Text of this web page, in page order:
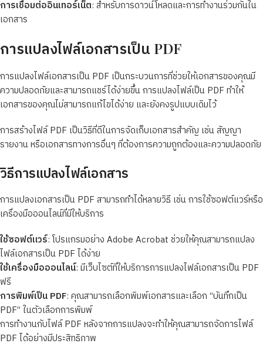
การเชื่อมต่ออินเทอร์เน็ต: สำหรับการดาวน์โหลดและการทำงานร่วมกันใน
เอกสาร
การแปลงไฟล์เอกสารเป็น PDF
การแปลงไฟล์เอกสารเป็น PDF เป็นกระบวนการที่ช่วยให้เอกสารของคุณมี
ความปลอดภัยและสามารถแชร์ได้ง่ายขึ้น การแปลงไฟล์เป็น PDF ทำให้
เอกสารของคุณไม่สามารถแก้ไขได้ง่าย และยังคงรูปแบบเดิมไว้
การสร้างไฟล์ PDF เป็นวิธีที่ดีในการจัดเก็บเอกสารสำคัญ เช่น สัญญา
รายงาน หรือเอกสารทางการอื่นๆ ที่ต้องการความถูกต้องและความปลอดภัย
วิธีการแปลงไฟล์เอกสาร
การแปลงเอกสารเป็น PDF สามารถทำได้หลายวิธี เช่น การใช้ซอฟต์แวร์หรือ
เครื่องมือออนไลน์ที่มีให้บริการ
ใช้ซอฟต์แวร์: โปรแกรมอย่าง Adobe Acrobat ช่วยให้คุณสามารถแปลง
ไฟล์เอกสารเป็น PDF ได้ง่าย
ใช้เครื่องมือออนไลน์: มีเว็บไซต์ที่ให้บริการการแปลงไฟล์เอกสารเป็น PDF
ฟรี
การพิมพ์เป็น PDF: คุณสามารถเลือกพิมพ์เอกสารและเลือก “บันทึกเป็น
PDF” ในตัวเลือกการพิมพ์
การทำงานกับไฟล์ PDF หลังจากการแปลงจะทำให้คุณสามารถจัดการไฟล์
PDF ได้อย่างมีประสิทธิภาพ